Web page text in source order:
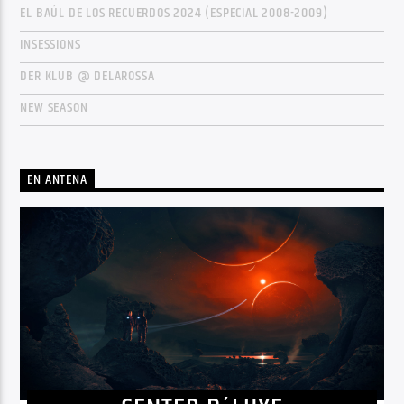
EL BAÚL DE LOS RECUERDOS 2024 (ESPECIAL 2008-2009)
INSESSIONS
DER KLUB @ DELAROSSA
NEW SEASON
EN ANTENA